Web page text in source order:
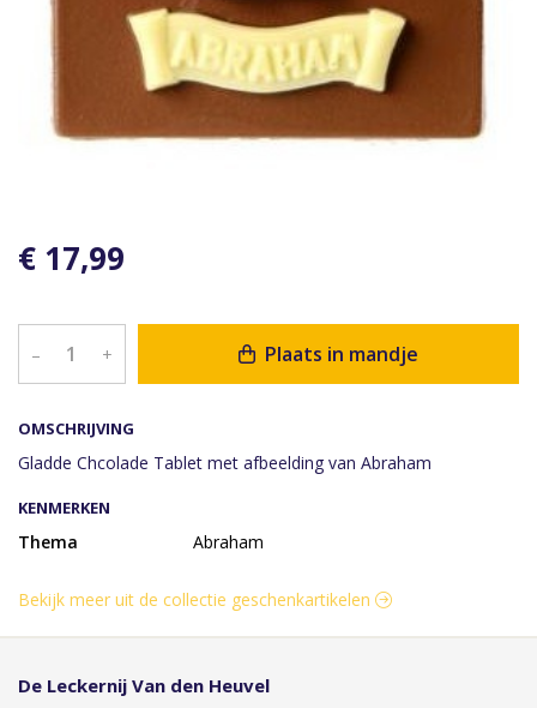
OMSCHRIJVING
Gladde Chcolade Tablet met afbeelding van Abraham
€ 17,99
– + Plaats in mandje
KENMERKEN
Thema Abraham
Bekijk meer uit de collectie geschenkartikelen
De Leckernij Van den Heuvel